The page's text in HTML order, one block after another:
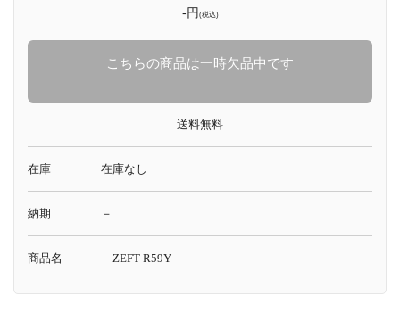
-円(税込)
こちらの商品は一時欠品中です
送料無料
在庫 在庫なし
納期 －
商品名 ZEFT R59Y